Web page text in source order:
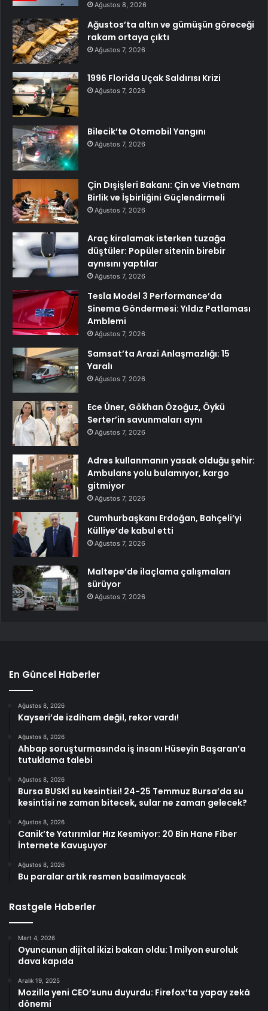
Ağustos 8, 2026
Ağustos’ta altın ve gümüşün göreceği
rakam ortaya çıktı
Ağustos 7, 2026
1996 Florida Uçak Saldırısı Krizi
Ağustos 7, 2026
Bilecik’te Otomobil Yangını
Ağustos 7, 2026
Çin Dışişleri Bakanı: Çin ve Vietnam
Birlik ve İşbirliğini Güçlendirmeli
Ağustos 7, 2026
Araç kiralamak isterken tuzağa
düştüler: Popüler sitenin birebir
aynısını yaptılar
Ağustos 7, 2026
Tesla Model 3 Performance’da
Sinema Göndermesi: Yıldız Patlaması
Amblemi
Ağustos 7, 2026
Samsat’ta Arazi Anlaşmazlığı: 15
Yaralı
Ağustos 7, 2026
Ece Üner, Gökhan Özoğuz, Öykü
Serter’in savunmaları aynı
Ağustos 7, 2026
Adres kullanmanın yasak olduğu şehir:
Ambulans yolu bulamıyor, kargo
gitmiyor
Ağustos 7, 2026
Cumhurbaşkanı Erdoğan, Bahçeli’yi
Külliye’de kabul etti
Ağustos 7, 2026
Maltepe’de ilaçlama çalışmaları
sürüyor
Ağustos 7, 2026
En Güncel Haberler
Ağustos 8, 2026
Kayseri’de izdiham değil, rekor vardı!
Ağustos 8, 2026
Ahbap soruşturmasında iş insanı Hüseyin Başaran’a
tutuklama talebi
Ağustos 8, 2026
Bursa BUSKİ su kesintisi! 24-25 Temmuz Bursa’da su
kesintisi ne zaman bitecek, sular ne zaman gelecek?
Ağustos 8, 2026
Canik’te Yatırımlar Hız Kesmiyor: 20 Bin Hane Fiber
İnternete Kavuşuyor
Ağustos 8, 2026
Bu paralar artık resmen basılmayacak
Rastgele Haberler
Mart 4, 2026
Oyuncunun dijital ikizi bakan oldu: 1 milyon euroluk
dava kapıda
Aralık 19, 2025
Mozilla yeni CEO’sunu duyurdu: Firefox’ta yapay zekâ
dönemi